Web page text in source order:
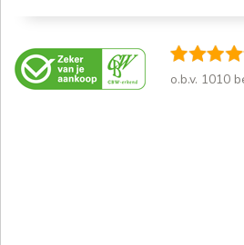
o.b.v. 1010